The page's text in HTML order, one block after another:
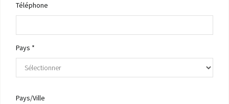
Téléphone
Pays *
Pays/Ville